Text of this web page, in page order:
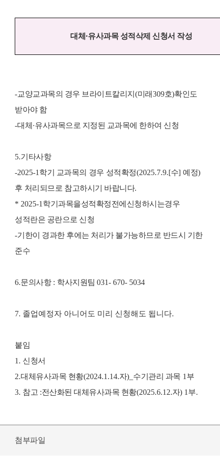
대체 ·유사과목 성적삭제 신청서 작성
-교양교과목의 경우 브라이트칼리지 (미래309호)확인도
받아야 함
-대체 ·유사과목으로 지정된 교과목에 한하여 신청
5.기타사항
-2025-1 학기 교과목의 경우 성적확정(2025.7.9.[수] 예정)
후 처리되므로 참고하시기 바랍니다.
* 2025-1 학기과목을성적확정전에신청하시는경우
성적란은 공란으로 신청
-기한이 경과한 후에는 처리가 불가능하므로 반드시 기한
준수
6.문의사항: 학사지원팀 031- 670- 5034
7. 졸업예정자 아니어도 미리 신청해도 됩니다.
붙임
1. 신청서
2.대체유사과목 현황(2024.1.14.자)_ 수기관리 과목 1 부
3. 참고 :전산화된 대체유사과목 현황(2025.6.12.자) 1 부.
첨부파일